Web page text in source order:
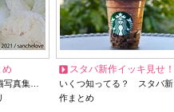
め
写真集…
スタバ新作イッキ見せ！
いくつ知ってる？ スタバ新
作まとめ